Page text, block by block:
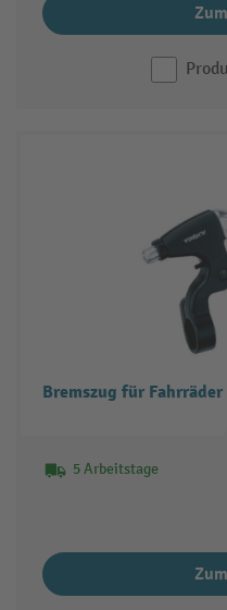
Bremszug für
5 Arbeitstage